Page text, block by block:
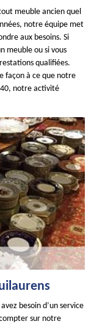
meuble ancien quel
notre équipe met
aux besoins. Si
meuble ou si vous
qualifiées.
façon à ce que notre
notre activité
besoin d’un service
sur notre